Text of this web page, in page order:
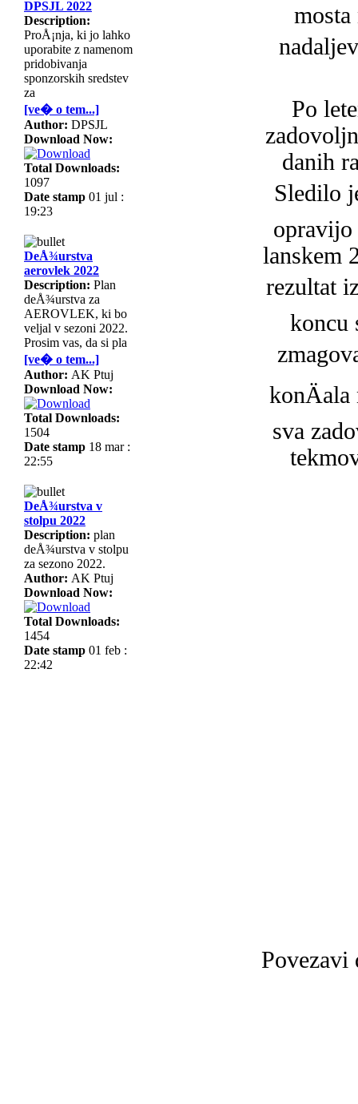
DPSJL 2022
Description:
ProÅ¡nja, ki jo lahko
uporabite z namenom
pridobivanja
sponzorskih sredstev
za
[ve� o tem...]
Author: DPSJL
Download Now:
Total Downloads:
1097
Date stamp 01 jul :
19:23
DeÅ¾urstva
aerovlek 2022
Description: Plan
deÅ¾urstva za
AEROVLEK, ki bo
veljal v sezoni 2022.
Prosim vas, da si pla
[ve� o tem...]
Author: AK Ptuj
Download Now:
Total Downloads:
1504
Date stamp 18 mar :
22:55
DeÅ¾urstva v
stolpu 2022
Description: plan
deÅ¾urstva v stolpu
za sezono 2022.
Author: AK Ptuj
Download Now:
Total Downloads:
1454
Date stamp 01 feb :
22:42
Po
danih
Sledilo
opravijo
lanskem
rezultat
koncu
sva
Povezavi